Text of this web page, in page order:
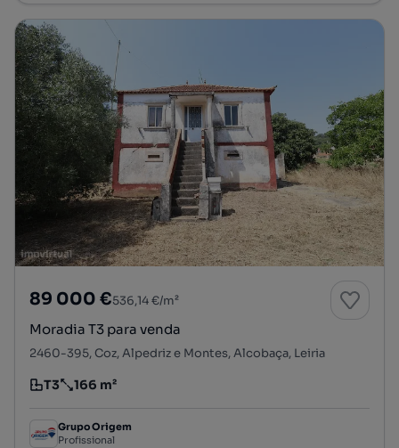
89 000 €536,14 €/m²
Moradia T3 para venda
2460-395, Coz, Alpedriz e Montes, Alcobaça, Leiria
Tipologia
T3
Preço por metro quadrado
166 m²
Grupo Origem
Profissional